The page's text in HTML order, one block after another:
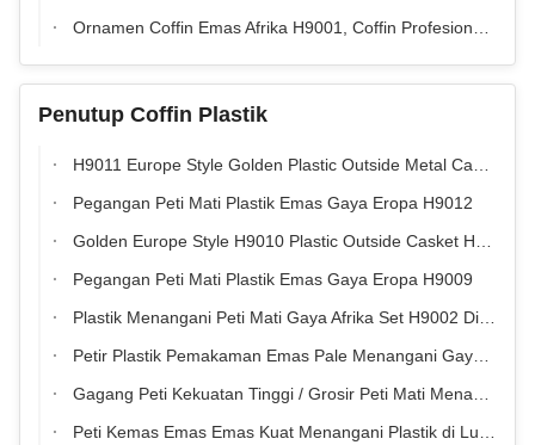
Ornamen Coffin Emas Afrika H9001, Coffin Profesional Menangani Pemasok
Penutup Coffin Plastik
H9011 Europe Style Golden Plastic Outside Metal Casket Hardware
Pegangan Peti Mati Plastik Emas Gaya Eropa H9012
Golden Europe Style H9010 Plastic Outside Casket Handle Hardware
Pegangan Peti Mati Plastik Emas Gaya Eropa H9009
Plastik Menangani Peti Mati Gaya Afrika Set H9002 Disesuaikan Dengan Warna Emas
Petir Plastik Pemakaman Emas Pale Menangani Gaya Afrika H9003 Disesuaikan
Gagang Peti Kekuatan Tinggi / Grosir Peti Mati Menangani Bahan PP Recycle
Peti Kemas Emas Emas Kuat Menangani Plastik di Luar Gaya Eropa H9021